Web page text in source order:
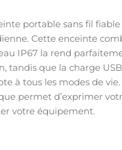
portable sans fil
Cette enceinte
IP67 la rend
tandis que la charge
à tous les modes de
permet d’exprimer
votre équipement.